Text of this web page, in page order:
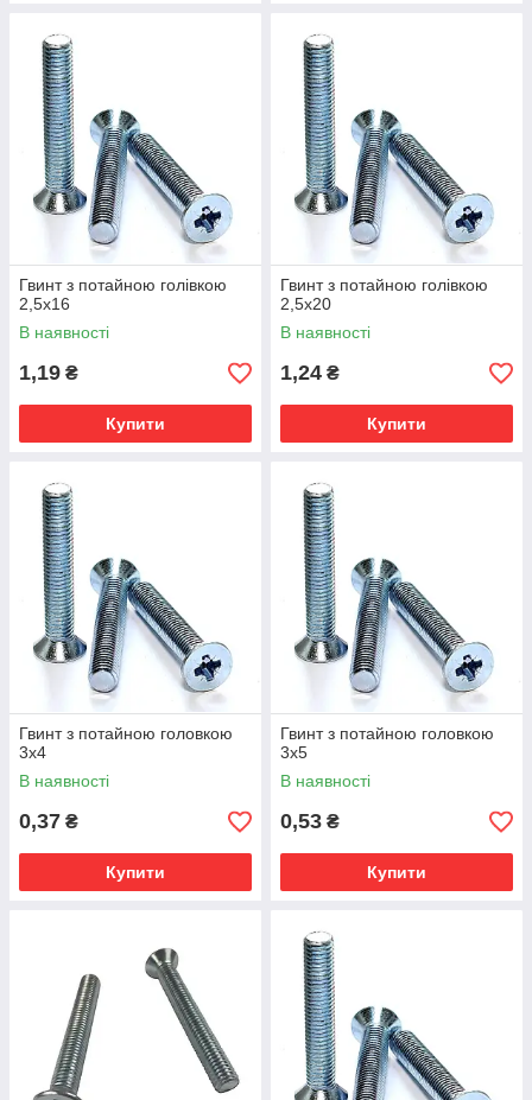
Гвинт з потайною голівкою
2,5х16
В наявності
1,19 ₴
Купити
Гвинт з потайною голівкою
2,5х20
В наявності
1,24 ₴
Купити
Гвинт з потайною головкою
3х4
В наявності
0,37 ₴
Купити
Гвинт з потайною головкою
3х5
В наявності
0,53 ₴
Купити